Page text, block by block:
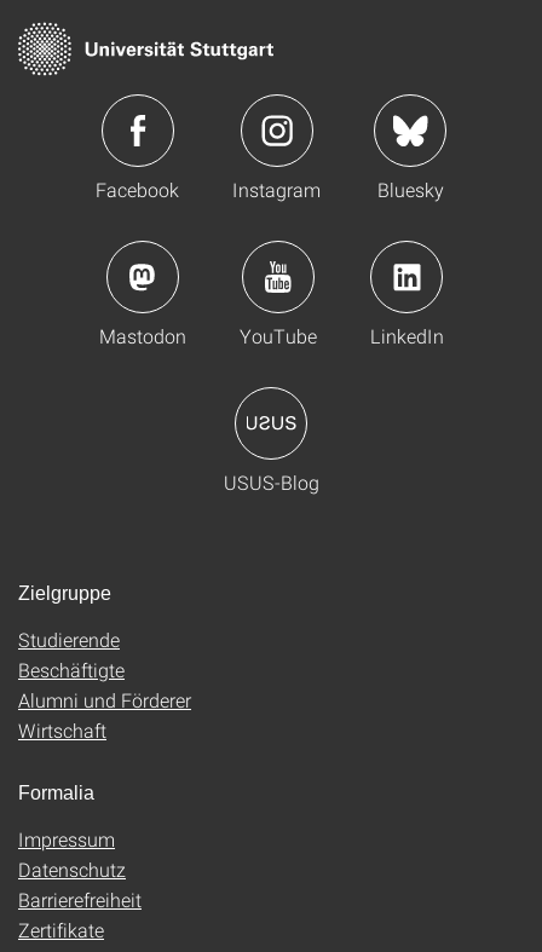
Facebook Instagram Bluesky
Mastodon YouTube LinkedIn
USUS-Blog
Zielgruppe
Studierende
Beschäftigte
Alumni und Förderer
Wirtschaft
Formalia
Impressum
Datenschutz
Barrierefreiheit
Zertifikate